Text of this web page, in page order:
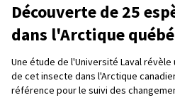
Découverte de 25
dans l'Arctique
Une étude de l'Université Laval
de cet insecte dans l'Arctique
référence pour le suivi des